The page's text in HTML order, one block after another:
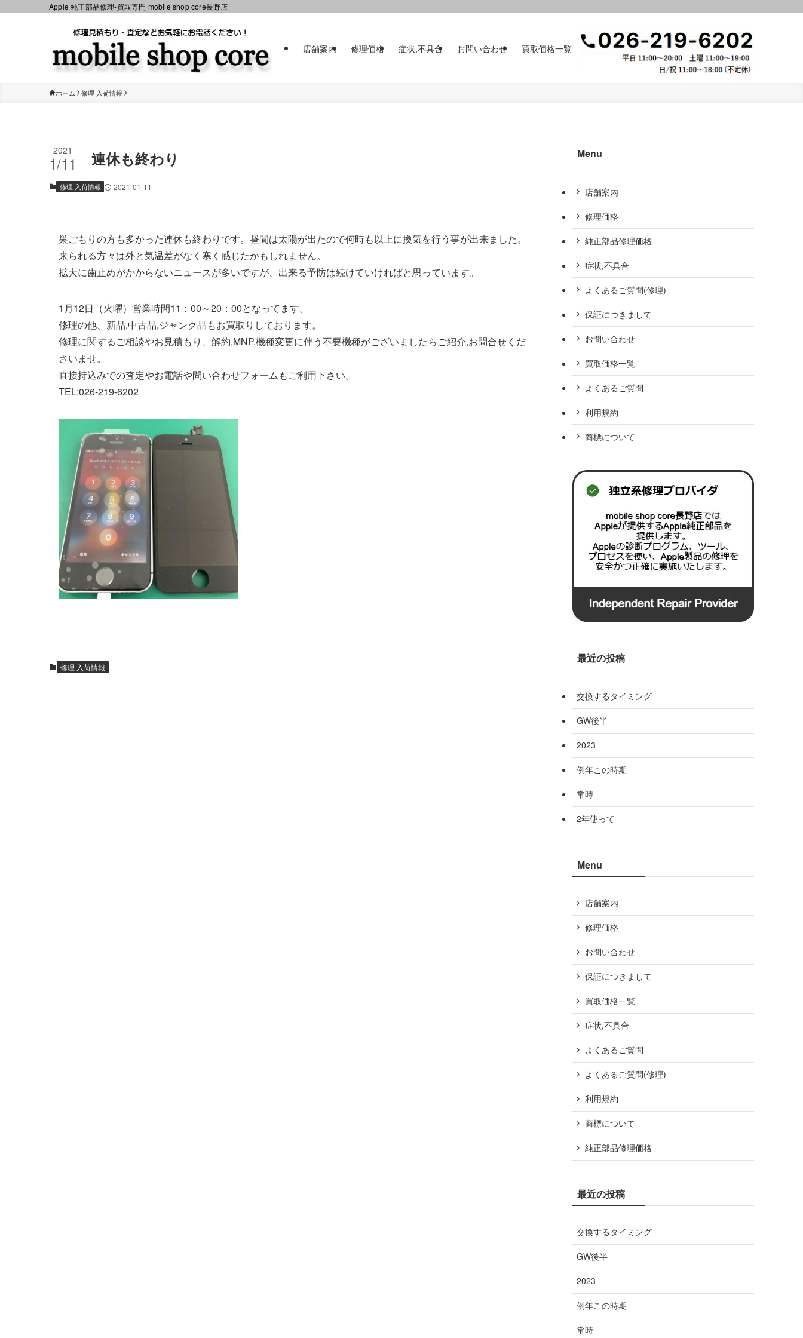
Apple 純正部品修理-買取専門 mobile shop core長野店
店舗案内 修理価格 症状,不具合 お問い合わせ 買取価格一覧
ホーム 修理 入荷情報
連休も終わり
2021
1/11
修理 入荷情報 2021-01-11
巣ごもりの方も多かった連休も終わりです。昼間は太陽が出たので何時も以上に換気を行う事が出来ました。
来られる方々は外と気温差がなく寒く感じたかもしれません。
拡大に歯止めがかからないニュースが多いですが、出来る予防は続けていければと思っています。
1月12日（火曜）営業時間11：00～20：00となってます。
修理の他、新品,中古品,ジャンク品もお買取りしております。
修理に関するご相談やお見積もり、解約,MNP,機種変更に伴う不要機種がございましたらご紹介,お問合せくだ
さいませ。
直接持込みでの査定やお電話や問い合わせフォームもご利用下さい。
TEL:026-219-6202
修理 入荷情報
Menu
店舗案内
修理価格
純正部品修理価格
症状,不具合
よくあるご質問(修理)
保証につきまして
お問い合わせ
買取価格一覧
よくあるご質問
利用規約
商標について
最近の投稿
交換するタイミング
GW後半
2023
例年この時期
常時
2年使って
Menu
店舗案内
修理価格
お問い合わせ
保証につきまして
買取価格一覧
症状,不具合
よくあるご質問
よくあるご質問(修理)
利用規約
商標について
純正部品修理価格
最近の投稿
交換するタイミング
GW後半
2023
例年この時期
常時